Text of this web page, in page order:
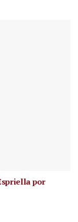
por